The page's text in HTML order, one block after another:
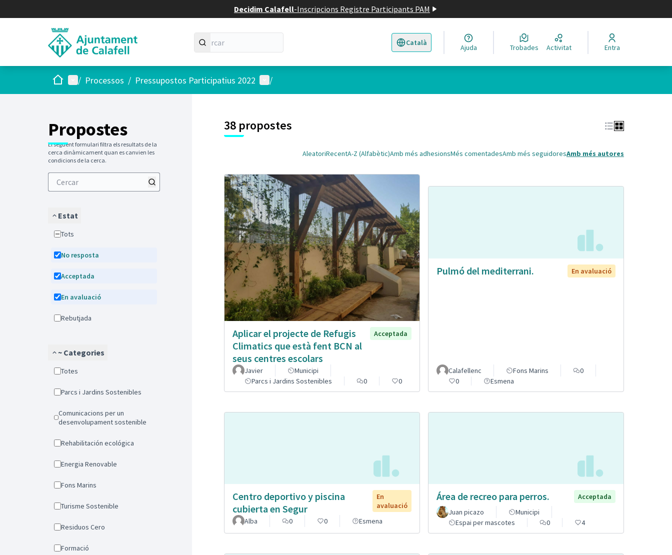
Decidim Calafell-Inscripcions Registre Participants PAM
Català
Triar la llengua Elegir el idioma
Ajuda Trobades Activitat Entra
Inici Menú principal
/ Processos / Pressupostos Participatius 2022 Menú d'usuari
/
Propostes
El següent formulari filtra els resultats de la
cerca dinàmicament quan es canvien les
condicions de la cerca.
Estat
Tots
No resposta
Acceptada
En avaluació
Rebutjada
~ Categories
Totes
Parcs i Jardins Sostenibles
Comunicacions per un
desenvolupament sostenible
Rehabilitación ecológica
Energia Renovable
Fons Marins
Turisme Sostenible
Residuos Cero
Formació
38 propostes
AleatoriRecentA-Z (Alfabètic)Amb més adhesionsMés comentadesAmb més seguidoresAmb més autores
Aplicar el projecte de Refugis
Climatics que està fent BCN al
seus centres escolars
Acceptada
Javier
Municipi
Parcs i Jardins Sostenibles
0 0
Pulmó del mediterrani. En avaluació
Calafellenc Fons Marins
0
0
Esmena
Centro deportivo y piscina
cubierta en Segur
En
avaluació
Alba
0 0 Esmena
Área de recreo para perros.
Acceptada
Juan picazo
Municipi
Espai per mascotes
0 4